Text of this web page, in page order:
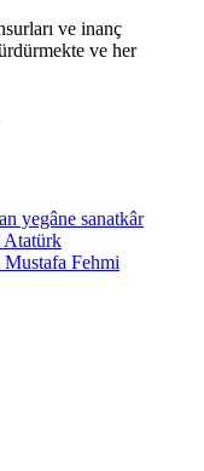
ve inanç
ve her
yegâne sanatkâr
Atatürk
Fehmi